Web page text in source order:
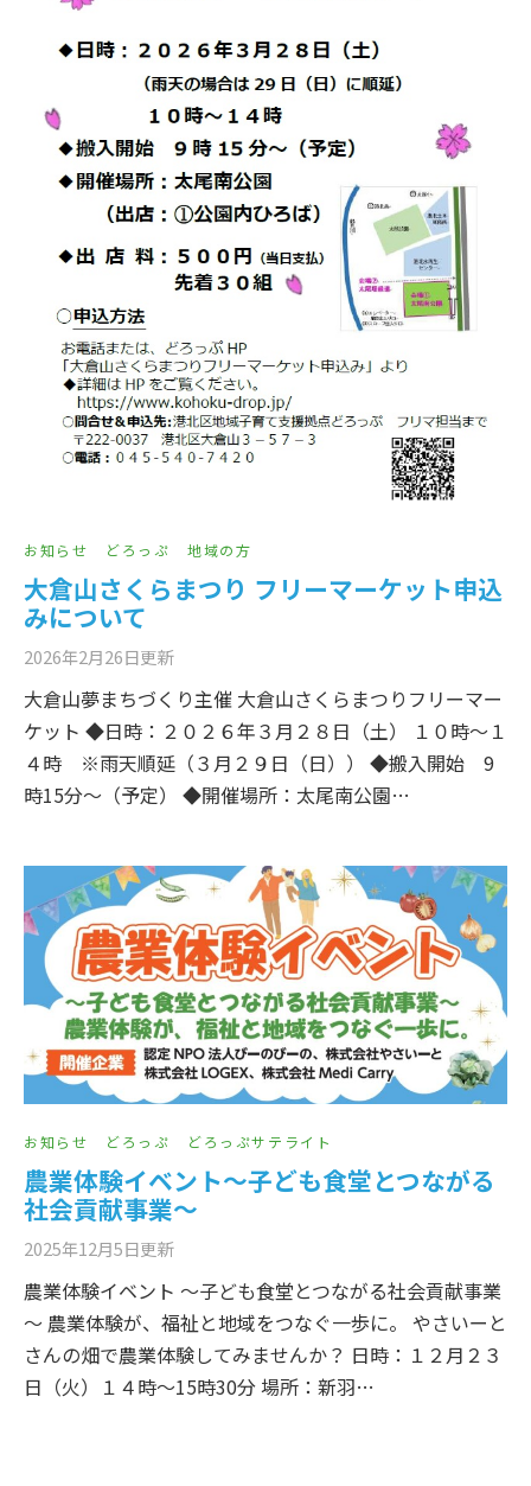
お知らせ どろっぷ 地域の方
大倉山さくらまつり フリーマーケット申込
みについて
2026年2月26日更新
大倉山夢まちづくり主催 大倉山さくらまつりフリーマー
ケット ◆日時：２０２６年３月２８日（土） １０時～１
４時 ※雨天順延（３月２９日（日）） ◆搬入開始 9
時15分～（予定） ◆開催場所：太尾南公園…
お知らせ どろっぷ どろっぷサテライト
農業体験イベント～子ども食堂とつながる
社会貢献事業～
2025年12月5日更新
農業体験イベント ～子ども食堂とつながる社会貢献事業
～ 農業体験が、福祉と地域をつなぐ一歩に。 やさいーと
さんの畑で農業体験してみませんか？ 日時：１２月２３
日（火）１４時～15時30分 場所：新羽…